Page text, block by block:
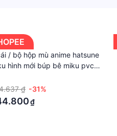
/ bộ hộp mù anime hatsune
hình mới búp bê miku pvc
hình quà tặng sinh nhật mô
kawaii
₫ -31%
₫